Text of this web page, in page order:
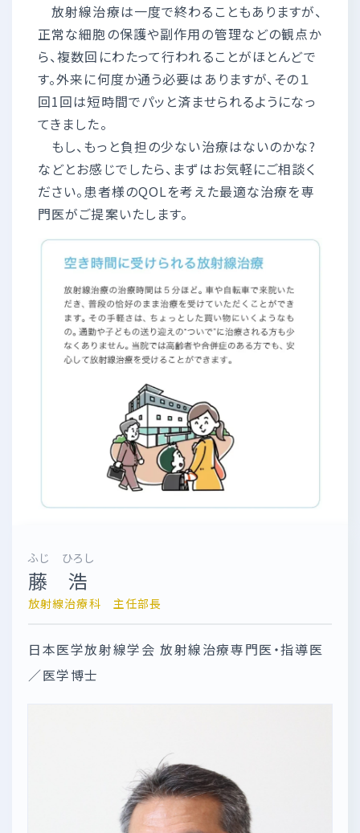
放射線治療は一度で終わることもありますが、
正常な細胞の保護や副作用の管理などの観点か
ら、複数回にわたって行われることがほとんどで
す。外来に何度か通う必要はありますが、その１
回1回は短時間でパッと済ませられるようになっ
てきました。
もし、もっと負担の少ない治療はないのかな?
などとお感じでしたら、まずはお気軽にご相談く
ださい。患者様のQOLを考えた最適な治療を専
門医がご提案いたします。
ふじ ひろし
藤 浩
放射線治療科 主任部長
日本医学放射線学会 放射線治療専門医・指導医
／医学博士